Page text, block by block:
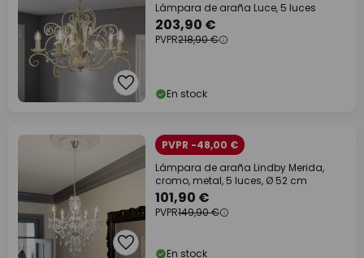
Lámpara de araña Luce, 5 luces
203,90 €
PVPR218,90 €
En stock
PVPR -48,00 €
Lámpara de araña Lindby Merida,
cromo, metal, 5 luces, Ø 52 cm
101,90 €
PVPR149,90 €
En stock